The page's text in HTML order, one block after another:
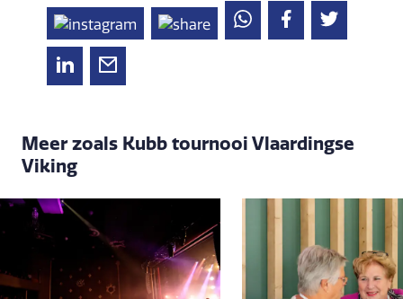
Meer zoals Kubb tournooi Vlaardingse
Viking